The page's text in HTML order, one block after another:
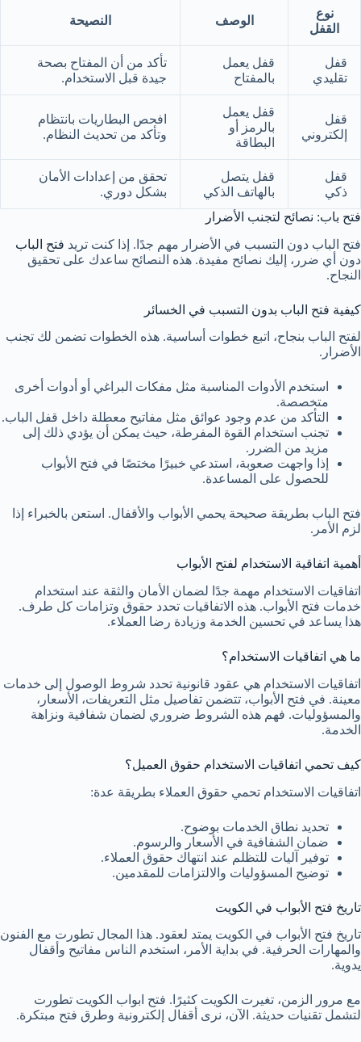
نوع
القفل
الوصف النصيحة
قفل
تقليدي
قفل يعمل
بالمفتاح
تأكد من أن المفتاح بصحة
جيدة قبل الاستخدام.
قفل
إلكتروني
قفل يعمل
بالرمز أو
البطاقة
افحص البطاريات بانتظام
وتأكد من تحديث النظام.
قفل
ذكي
قفل يتصل
بالهاتف الذكي
تحقق من إعدادات الأمان
بشكل دوري.
فتح باب: نصائح لتجنب الأضرار
فتح الباب دون التسبب في الأضرار مهم جدًا. إذا كنت تريد فتح الباب
دون أي ضرر، إليك نصائح مفيدة. هذه النصائح ساعدك على تحقيق
النجاح.
كيفية فتح الباب بدون التسبب في الخسائر
لفتح الباب بنجاح، اتبع خطوات أساسية. هذه الخطوات تضمن لك تجنب
الأضرار.
استخدم الأدوات المناسبة مثل مفكات البراغي أو أدوات أخرى
متخصصة.
التأكد من عدم وجود عوائق مثل مفاتيح معطلة داخل قفل الباب.
تجنب استخدام القوة المفرطة، حيث يمكن أن يؤدي ذلك إلى
مزيد من الضرر.
إذا واجهت صعوبة، استدعي خبيرًا مختصًا في فتح الأبواب
للحصول على المساعدة.
فتح الباب بطريقة صحيحة يحمي الأبواب والأقفال. استعن بالخبراء إذا
لزم الأمر.
أهمية اتفاقية الاستخدام لفتح الأبواب
اتفاقيات الاستخدام مهمة جدًا لضمان الأمان والثقة عند استخدام
خدمات فتح الأبواب. هذه الاتفاقيات تحدد حقوق وتزامات كل طرف.
هذا يساعد في تحسين الخدمة وزيادة رضا العملاء.
ما هي اتفاقيات الاستخدام؟
اتفاقيات الاستخدام هي عقود قانونية تحدد شروط الوصول إلى خدمات
معينة. في فتح الأبواب، تتضمن تفاصيل مثل التعريفات، الأسعار،
والمسؤوليات. فهم هذه الشروط ضروري لضمان شفافية ونزاهة
الخدمة.
كيف تحمي اتفاقيات الاستخدام حقوق العميل؟
اتفاقيات الاستخدام تحمي حقوق العملاء بطريقة عدة:
تحديد نطاق الخدمات بوضوح.
ضمان الشفافية في الأسعار والرسوم.
توفير آليات للتظلم عند انتهاك حقوق العملاء.
توضيح المسؤوليات والالتزامات للمقدمين.
تاريخ فتح الأبواب في الكويت
تاريخ فتح الأبواب في الكويت يمتد لعقود. هذا المجال تطورت مع الفنون
والمهارات الحرفية. في بداية الأمر، استخدم الناس مفاتيح وأقفال
يدوية.
مع مرور الزمن، تغيرت الكويت كثيرًا. فتح ابواب الكويت تطورت
لتشمل تقنيات حديثة. الآن، نرى أقفال إلكترونية وطرق فتح مبتكرة.